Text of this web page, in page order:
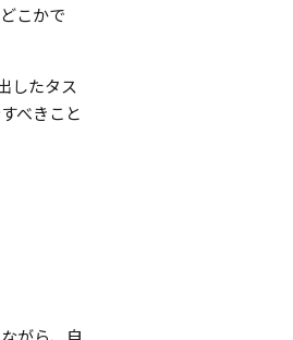
こかで
したタス
べきこと